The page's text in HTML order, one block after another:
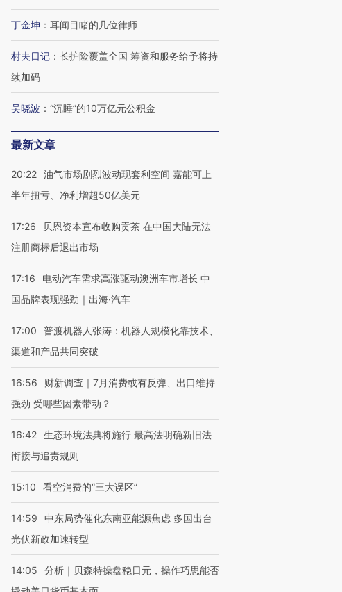
HYROX的吸金
是什么让中产们甘
马航飞行员跨国走私7万
粒摇头丸 尿检体内含3种
视线｜被称为“蟑螂”的印
度Z世代 用街头抗争将教
】走进第四届链博
让数智科技“链”接产
【特别呈现】寻找100种
【商旅对话】华住集团
丁金坤 ： 耳闻目睹的几位律师
村夫日记 ： 长护险覆盖全国 筹资和服务给予将持
续加码
吴晓波 ： “沉睡”的10万亿元公积金
最新文章
20:22 油气市场剧烈波动现套利空间 嘉能可上
半年扭亏、净利增超50亿美元
17:26
贝恩资本宣布收购贡茶 在中国大陆无法
注册商标后退出市场
17:16
电动汽车需求高涨驱动澳洲车市增长 中
国品牌表现强劲｜出海·汽车
17:00
普渡机器人张涛：机器人规模化靠技术、
渠道和产品共同突破
16:56
财新调查｜7月消费或有反弹、出口维持
强劲 受哪些因素带动？
16:42 生态环境法典将施行 最高法明确新旧法
衔接与追责规则
15:10 看空消费的“三大误区”
14:59
中东局势催化东南亚能源焦虑 多国出台
光伏新政加速转型
14:05
分析｜贝森特操盘稳日元，操作巧思能否